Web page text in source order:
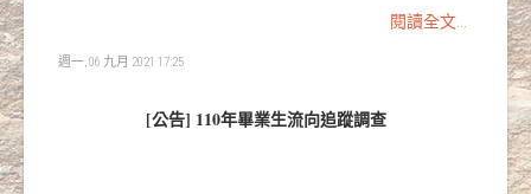
閱讀全文...
週一, 06 九月 2021 17:25
[公告] 110年畢業生流向追蹤調查